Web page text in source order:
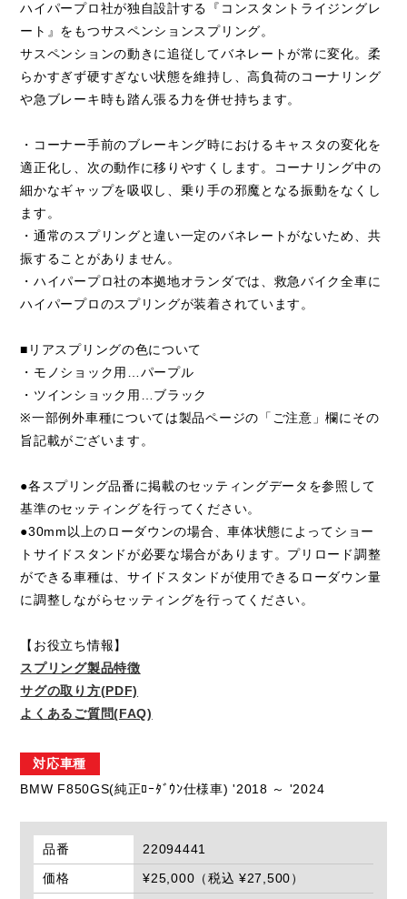
ハイパープロ社が独自設計する『コンスタントライジングレ
ート』をもつサスペンションスプリング。
サスペンションの動きに追従してバネレートが常に変化。柔
らかすぎず硬すぎない状態を維持し、高負荷のコーナリング
や急ブレーキ時も踏ん張る力を併せ持ちます。
・コーナー手前のブレーキング時におけるキャスタの変化を
適正化し、次の動作に移りやすくします。コーナリング中の
細かなギャップを吸収し、乗り手の邪魔となる振動をなくし
ます。
・通常のスプリングと違い一定のバネレートがないため、共
振することがありません。
・ハイパープロ社の本拠地オランダでは、救急バイク全車に
ハイパープロのスプリングが装着されています。
■リアスプリングの色について
・モノショック用…パープル
・ツインショック用…ブラック
※一部例外車種については製品ページの「ご注意」欄にその
旨記載がございます。
●各スプリング品番に掲載のセッティングデータを参照して
基準のセッティングを行ってください。
●30mm以上のローダウンの場合、車体状態によってショー
トサイドスタンドが必要な場合があります。プリロード調整
ができる車種は、サイドスタンドが使用できるローダウン量
に調整しながらセッティングを行ってください。
【お役立ち情報】
スプリング製品特徴
サグの取り方(PDF)
よくあるご質問(FAQ)
対応車種
BMW F850GS(純正ﾛｰﾀﾞｳﾝ仕様車) '2018 ～ '2024
品番
22094441
価格
¥25,000（税込 ¥27,500）